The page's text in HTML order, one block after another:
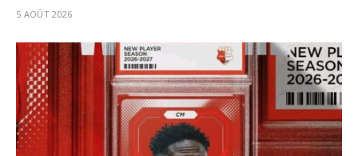
5 AOÛT 2026